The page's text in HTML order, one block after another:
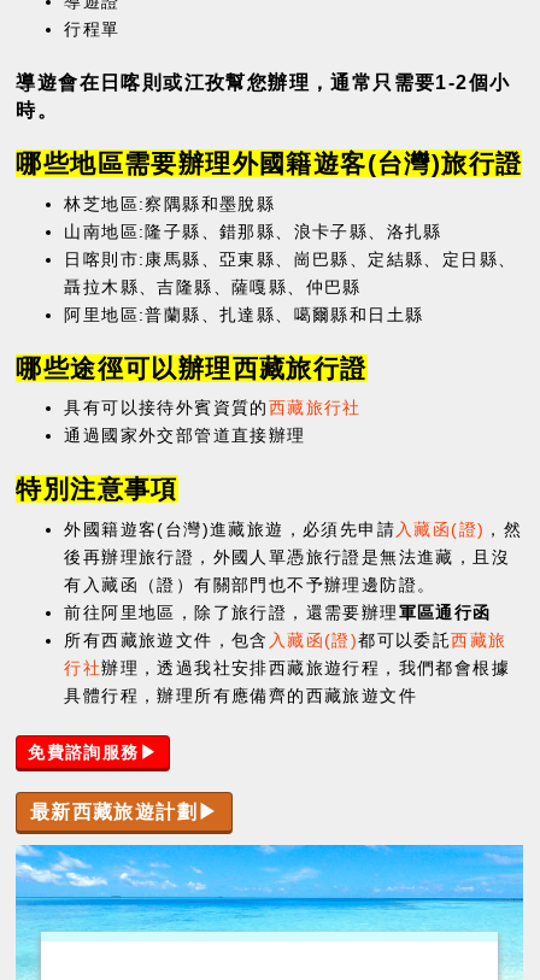
行程單
導遊會在日喀則或江孜幫您辦理，通常只需要1-2個小
時。
哪些地區需要辦理外國籍遊客(台灣)旅行證
林芝地區:察隅縣和墨脫縣
山南地區:隆子縣、錯那縣、浪卡子縣、洛扎縣
日喀則市:康馬縣、亞東縣、崗巴縣、定結縣、定日縣、
聶拉木縣、吉隆縣、薩嘎縣、仲巴縣
阿里地區:普蘭縣、扎達縣、噶爾縣和日土縣
哪些途徑可以辦理西藏旅行證
具有可以接待外賓資質的西藏旅行社
通過國家外交部管道直接辦理
特別注意事項
外國籍遊客(台灣)進藏旅遊，必須先申請 入藏函(證) ，然
後再辦理旅行證，外國人單憑旅行證是無法進藏，且沒
有入藏函（證）有關部門也不予辦理邊防證。
前往阿里地區，除了旅行證，還需要辦理軍區通行函
所有西藏旅遊文件，包含 入藏函(證)都可以委託西藏旅
行社辦理，透過我社安排西藏旅遊行程，我們都會根據
具體行程，辦理所有應備齊的西藏旅遊文件
免費諮詢服務▶
最新西藏旅遊計劃▶